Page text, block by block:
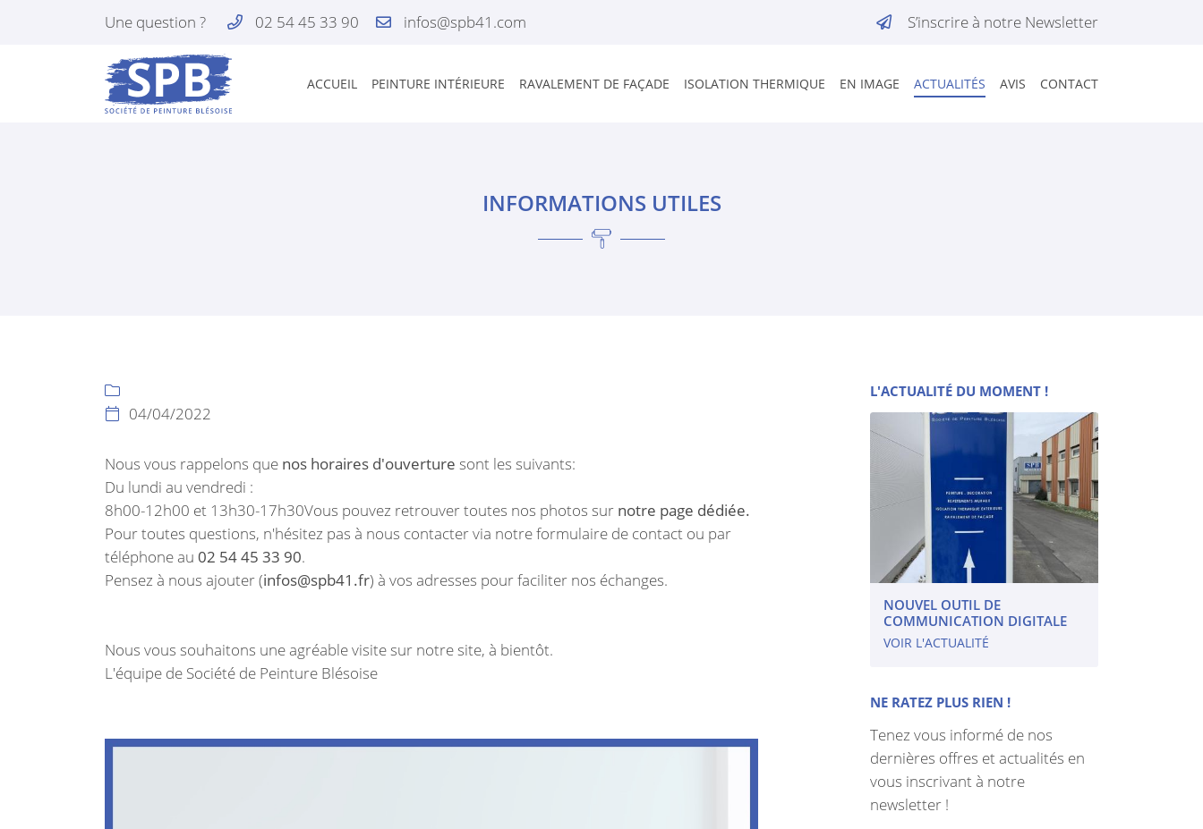
Une question ? 02 54 45 33 90 S’inscrire à notre Newsletter
ACCUEIL PEINTURE INTÉRIEURE RAVALEMENT DE FAÇADE ISOLATION THERMIQUE EN IMAGE ACTUALITÉS AVIS CONTACT
41350 Vineuil
02 54 45 33 90
Recopier le code ci-contre
commerciales à l'adresse email indiqué ci-dessus. Vous pouvez vous
désinscrire à tout moment en utilisantle formulaire de désinscription.
INSCRIPTION
INFORMATIONS UTILES


04/04/2022
Nous vous rappelons que nos horaires d'ouverture sont les suivants:
Du lundi au vendredi :
8h00-12h00 et 13h30-17h30Vous pouvez retrouver toutes nos photos sur notre page dédiée.
Pour toutes questions, n'hésitez pas à nous contacter via notre formulaire de contact ou par
téléphone au 02 54 45 33 90.
Pensez à nous ajouter (infos@spb41.fr) à vos adresses pour faciliter nos échanges.
Nous vous souhaitons une agréable visite sur notre site, à bientôt.
L'équipe de Société de Peinture Blésoise
L'ACTUALITÉ DU MOMENT !
NOUVEL OUTIL DE
COMMUNICATION DIGITALE
VOIR L'ACTUALITÉ
NE RATEZ PLUS RIEN !
Tenez vous informé de nos
dernières offres et actualités en
vous inscrivant à notre
newsletter !